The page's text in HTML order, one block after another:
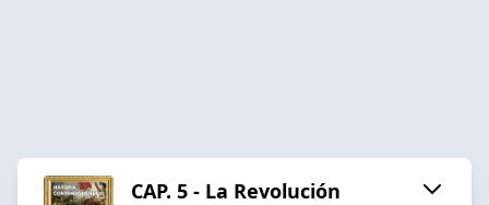
CAP. 5 - La Revolución